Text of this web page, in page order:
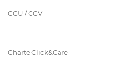
CGU / GGV
Charte Click&Care